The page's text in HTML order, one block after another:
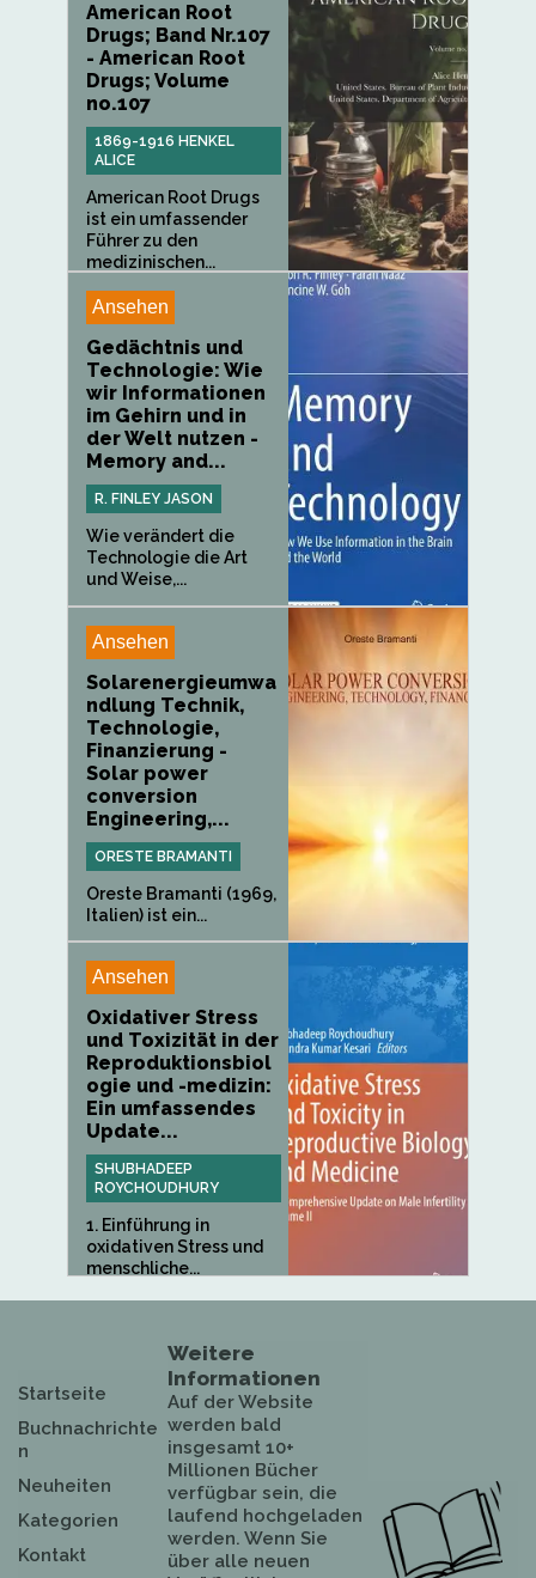
American Root
Drugs; Band Nr.107
- American Root
Drugs; Volume
no.107
1869-1916 HENKEL
ALICE
American Root Drugs
ist ein umfassender
Führer zu den
medizinischen...
Ansehen
Gedächtnis und
Technologie: Wie
wir Informationen
im Gehirn und in
der Welt nutzen -
Memory and...
R. FINLEY JASON
Wie verändert die
Technologie die Art
und Weise,...
Ansehen
Solarenergieumwa
ndlung Technik,
Technologie,
Finanzierung -
Solar power
conversion
Engineering,...
ORESTE BRAMANTI
Oreste Bramanti (1969,
Italien) ist ein...
Ansehen
Oxidativer Stress
und Toxizität in der
Reproduktionsbiol
ogie und -medizin:
Ein umfassendes
Update...
SHUBHADEEP
ROYCHOUDHURY
1. Einführung in
oxidativen Stress und
menschliche...
Startseite
Buchnachrichte
n
Neuheiten
Kategorien
Kontakt
Weitere
Informationen
Auf der Website
werden bald
insgesamt 10+
Millionen Bücher
verfügbar sein, die
laufend hochgeladen
werden. Wenn Sie
über alle neuen